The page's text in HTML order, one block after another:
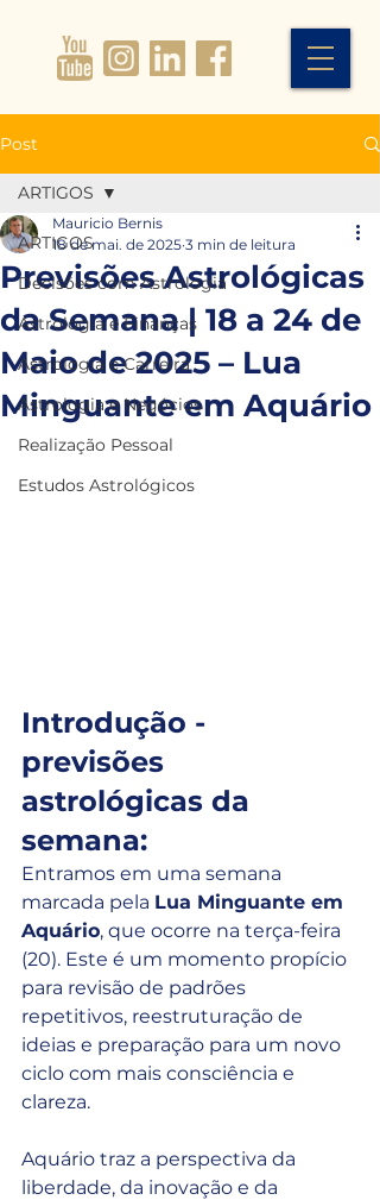
Post
ARTIGOS
Decisões com Astrologia
Astrologia e Finanças
Astrologia e Carreira
Astrologia e Negócios
Realização Pessoal
Estudos Astrológicos
ARTIGOS
Previsões Astrológicas
da Semana | 18 a 24 de
Maio de 2025 – Lua
Minguante em Aquário
Mauricio Bernis
18 de mai. de 2025 3 min de leitura
Introdução -
previsões
astrológicas da
semana:
Entramos em uma semana
marcada pela Lua Minguante em
Aquário, que ocorre na terça-feira
(20). Este é um momento propício
para revisão de padrões
repetitivos, reestruturação de
ideias e preparação para um novo
ciclo com mais consciência e
clareza.
Aquário traz a perspectiva da
liberdade, da inovação e da